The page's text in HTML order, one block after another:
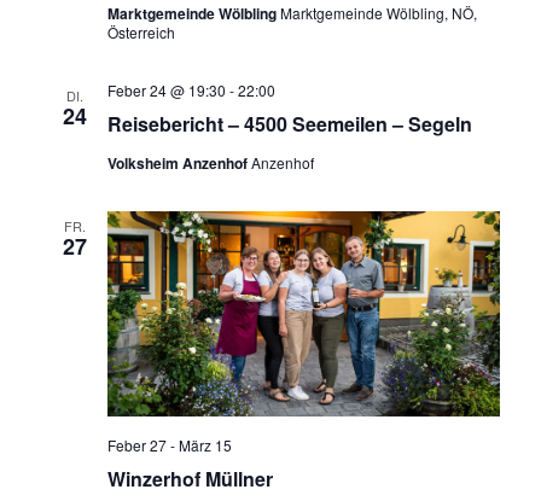
Marktgemeinde WölblingMarktgemeinde Wölbling, NÖ,
Österreich
DI.
24 Reisebericht – 4500 Seemeilen – Segeln
Feber 24 @ 19:30 -22:00
Volksheim AnzenhofAnzenhof
FR.
27
Winzerhof Müllner
Feber 27-März 15